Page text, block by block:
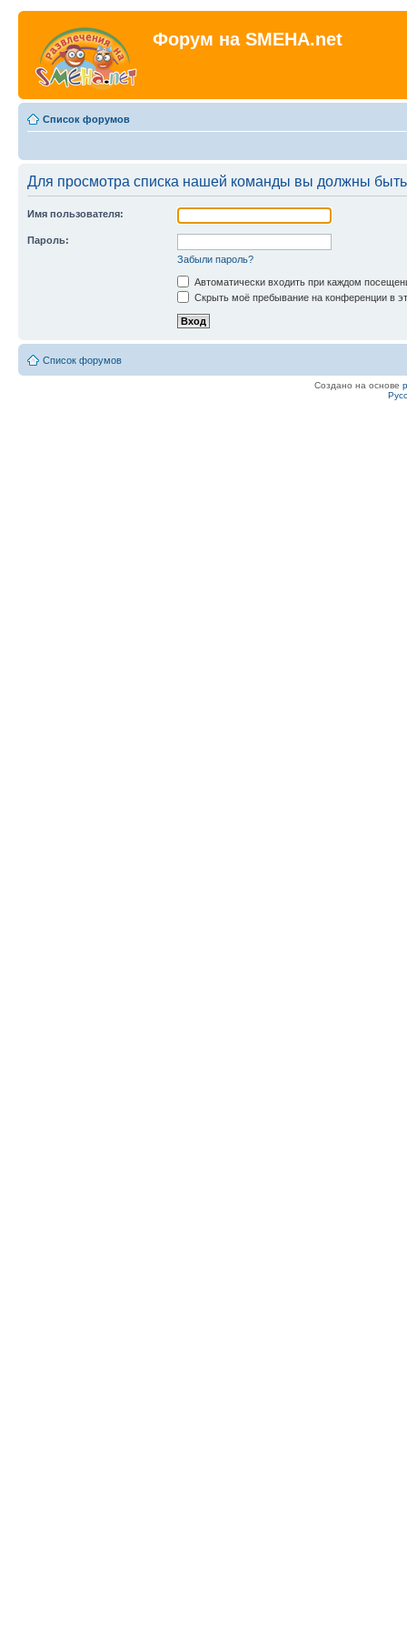
Форум на SMEHA.net
Список форумов
Для просмотра списка нашей команды вы должны
Имя пользователя:
Пароль:
Забыли пароль?
Автоматически входить при каждом
Скрыть моё пребывание на конференции в
Список форумов
Создано на основе